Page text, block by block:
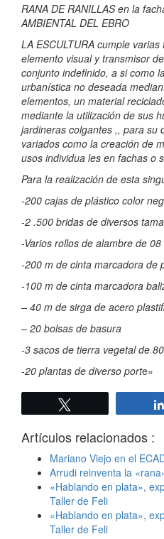
RANA DE RANILLAS en la
AMBIENTAL DEL EBRO
LA ESCULTURA cumple
elemento visual y transmisor
conjunto indefinido, a si como
urbanística no deseada
elementos, un material
mediante la utilización de sus
jardineras colgantes ,, para su
variados como la creación de
usos individua les en fachas o
Para la realización de esta
-200 cajas de plástico color
-2 .500 bridas de diversos
-Varios rollos de alambre de 08
-200 m de cinta marcadora de
-100 m de cinta marcadora
– 40 m de sirga de acero
– 20 bolsas de basura
-3 sacos de tierra vegetal de
-20 plantas de diverso porte»
Artículos relacionados :
Mariano Viejo en el
Arrudi reinventa la
«Hablando en plata»,
Taller de Feli
«Hablando en plata»,
Taller de Feli